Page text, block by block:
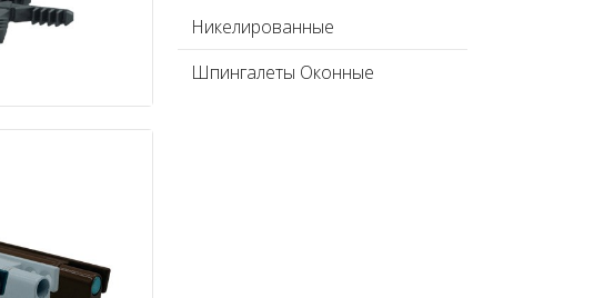
Никелированные
Шпингалеты Оконные